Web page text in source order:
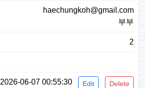
haechungkoh@gmail.com
부부
2
2026-06-07 00:55:30 Edit Delete